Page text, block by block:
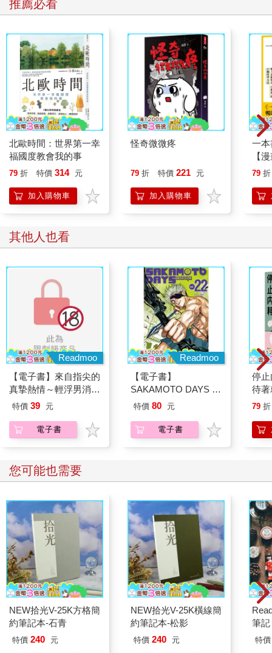
過一位個案，他曾經因為想去同學家裡玩而拒絕了父親提出的全
家一起出遊的提議，然後父親憤怒地把桌子掀了，這傳遞了一個
訊息給他，他覺得自己一旦表達不同意見或觀點，就會發生類似
的事情。他的內心戲總是會變成恐怖片，很多話自然不敢說出
口。
03／
我們應該如何拯救愛演內心戲的自己呢？
對於這樣的人，我想送兩個字──信任。所謂信任，既包括信任自
己，也包括信任別人。我們先說，信任自己，信任自己包括兩個
層面：
第一，信任自己所做的事。
心理學上有一個概念──投射。投射指的是一個人將內在生命中的
價值觀與情感好惡影射到外在世界的人、事、物上的心理現象。
如果要更好理解一點，簡而言之就是，別人怎麼看你，其實和你
沒有什麼關係。比如一個人喜歡你，只是因為你做了符合他的審
美和期許的事，他不喜歡你也是同樣的道理。所以，不必為了別
人的期許勉強自己，把自己弄得很難受。無論你做什麼，無論做
自己就好。
第二，信任自己的感受。
感受是不會騙人的，如果你感受到了不安、焦慮和恐懼，一定是
發生了不好的事情，或者對方做了什麼讓你有這樣的感受。這個
時候，千萬不要懷疑是不是自己的感覺錯了，大大方方地表達
「我好像有點害怕」或者「我覺得你剛剛說的話，讓我覺得有些
不舒服」，感受不會騙人，也不會傷人。客觀地表達自己的感
受，沒有人會因為你的感受而指責你，這樣倒是給了彼此一個溝
通的機會，一起尋找一種方式讓彼此都舒服，而不是刻意地委屈
自己。
另一個層面是信任別人。所謂信任別人，是要相信別人同樣也有
處理負面情緒的能力。有些時候，我們之所以會上演那麼多的內
方都是「玻璃心」。你要相信，對方也有處理情緒的能力，如果
他覺得不舒服，也會讓你知道，你不必一直背負著他沒有說出口
的情緒前行，那樣會很累，很辛苦。
所以，告別演不完的內心戲無非是「信任」二字，信任自己，也
信任別人。如此，你會覺得通透、愉悅許多。
★內耗型人格自救語錄★
別人怎麼看你，其實和你沒有什麼關係。不必為了別人的期許勉
強自己，把自己弄得很難受。無論你做什麼、做得好壞，都一定
會有人喜歡，有人不喜歡，既然如此，不如安心做自己就好。
（更多精彩內容，請閱讀《停止內耗》）
推薦必看
北歐時間：世界第一幸
福國度教會我的事
79 折 特價 314 元
加入購物車
怪奇微微疼
79 折 特價 221 元
加入購物車
一
【
行
「
學方
79 折
其他人也看
Readmoo
【電子書】來自指尖的
真摯熱情～輕浮男消防
員帶著熱烈眼神擁抱我
特價 39 元
電子書
Readmoo
【電子書】
SAKAMOTO DAYS 坂
本日常 (22)
特價 80 元
電子書
停
待
緒
本
79 折
您可能也需要
NEW拾光V-25K方格簡
約筆記本-石青
特價 240 元
NEW拾光V-25K橫線簡
約筆記本-松影
特價 240 元
筆記
特價